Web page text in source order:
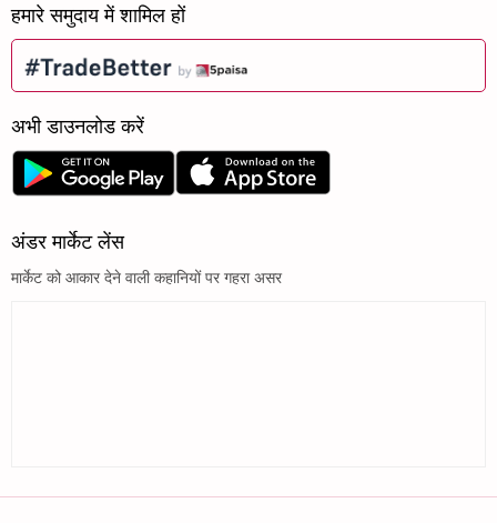
हमारे समुदाय में शामिल हों
अभी डाउनलोड करें
अंडर मार्केट लेंस
मार्केट को आकार देने वाली कहानियों पर गहरा असर